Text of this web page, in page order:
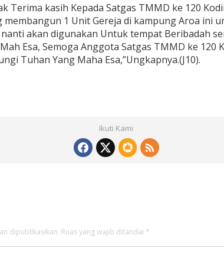
Terima kasih Kepada Satgas TMMD ke 120
membangun 1 Unit Gereja di kampung Aroa ini
akan digunakan Untuk tempat Beribadah
Esa, Semoga Anggota Satgas TMMD ke 120
Tuhan Yang Maha Esa,”Ungkapnya.(J10).
Ikuti Kami
dipublikasikan. Ruas yang wajib ditandai *